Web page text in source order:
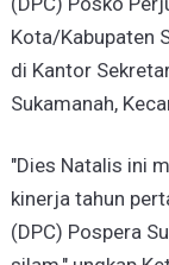
Kota/Kabupaten
di Kantor
Sukamanah,
"Dies Natalis ini
kinerja tahun
(DPC) Pospera